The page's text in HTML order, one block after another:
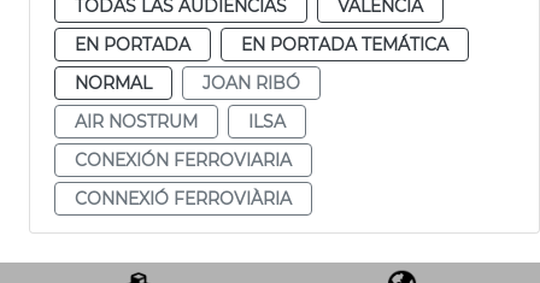
TODAS LAS AUDIENCIAS
VALENCIA
EN PORTADA
EN PORTADA TEMÁTICA
NORMAL
JOAN RIBÓ
AIR NOSTRUM
ILSA
CONEXIÓN FERROVIARIA
CONNEXIÓ FERROVIÀRIA